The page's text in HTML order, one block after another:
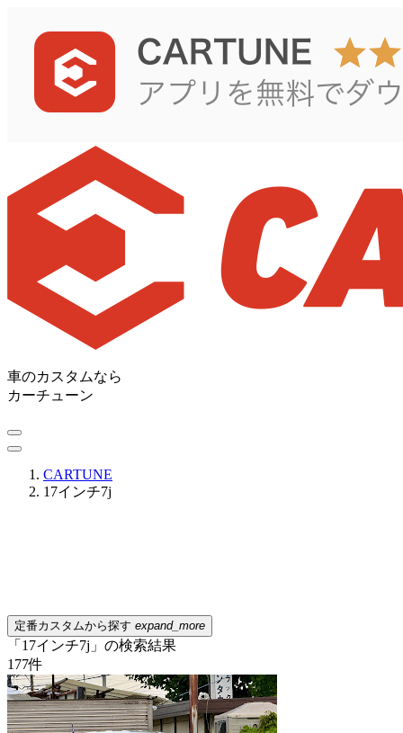
車のカスタムなら
カーチューン
CARTUNE
17インチ7j
定番カスタムから探す expand_more
「17インチ7j」の検索結果
177件